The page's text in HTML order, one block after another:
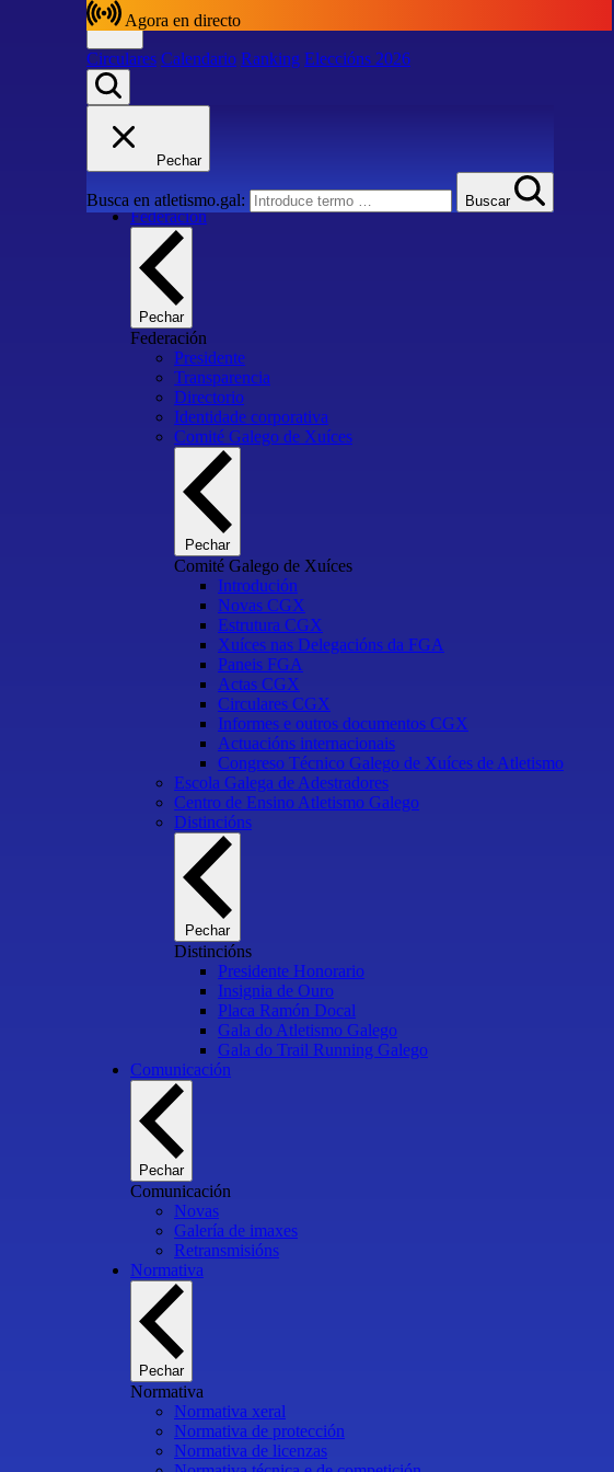
Circulares Calendario Ranking Eleccións 2026
Pechar
Busca en atletismo.gal: Buscar
Calendario
Inicio
Federación
Pechar
Federación
Presidente
Transparencia
Directorio
Identidade corporativa
Comité Galego de Xuíces
Pechar
Comité Galego de Xuíces
Introdución
Novas CGX
Estrutura CGX
Xuíces nas Delegacións da FGA
Paneis FGA
Actas CGX
Circulares CGX
Informes e outros documentos CGX
Actuacións internacionais
Congreso Técnico Galego de Xuíces de Atletismo
Escola Galega de Adestradores
Centro de Ensino Atletismo Galego
Distincións
Pechar
Distincións
Presidente Honorario
Insignia de Ouro
Placa Ramón Docal
Gala do Atletismo Galego
Gala do Trail Running Galego
Comunicación
Pechar
Comunicación
Novas
Galería de imaxes
Retransmisións
Normativa
Pechar
Normativa
Normativa xeral
Normativa de protección
Normativa de licenzas
Agora en directo